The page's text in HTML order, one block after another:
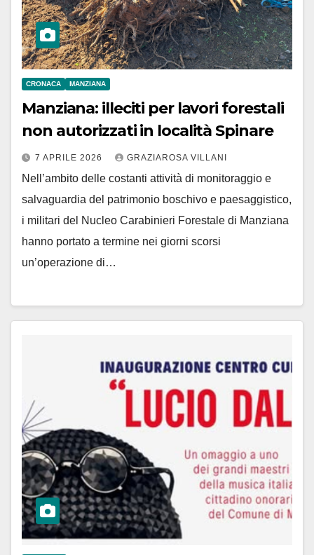
CRONACA MANZIANA
Manziana: illeciti per lavori forestali
non autorizzati in località Spinare
7 APRILE 2026 GRAZIAROSA VILLANI
Nell’ambito delle costanti attività di monitoraggio e
salvaguardia del patrimonio boschivo e paesaggistico,
i militari del Nucleo Carabinieri Forestale di Manziana
hanno portato a termine nei giorni scorsi
un’operazione di…